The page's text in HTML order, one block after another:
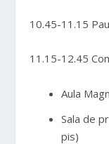
10.45-11.15
11.15-12.45
Aula
Sala de
pis)